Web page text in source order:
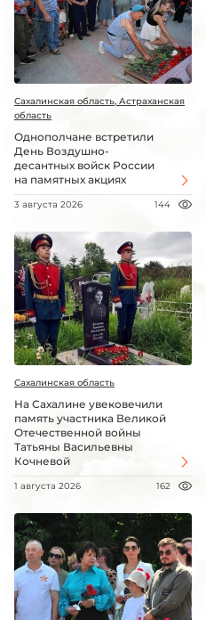
Сахалинская область, Астраханская
область
Однополчане встретили
День Воздушно-
десантных войск России
на памятных акциях
3 августа 2026 144
Сахалинская область
На Сахалине увековечили
память участника Великой
Отечественной войны
Татьяны Васильевны
Кочневой
1 августа 2026 162